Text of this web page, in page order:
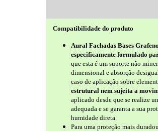
Compatibilidade do produto
Aural Fachadas Bases
especificamente formulado
que esta é um suporte não
dimensional e absorção
caso de aplicação sobre
estrutural nem sujeita a
aplicado desde que se realize
adequada e se garanta a sua
humidade direta.
Para uma proteção mais